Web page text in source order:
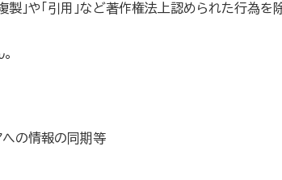
」や「引用」など著作権法上認められた行為を
への情報の同期等